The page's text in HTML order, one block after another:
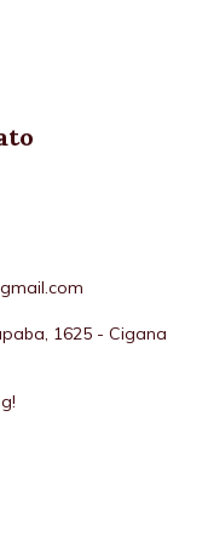
1625 - Cigana